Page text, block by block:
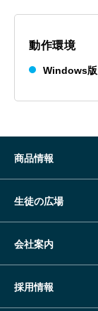
動作環境
Windows
商品情報
生徒の広場
会社案内
採用情報